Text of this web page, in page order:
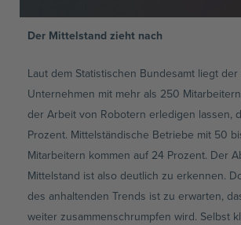
Der Mittelstand zieht nach
Laut dem Statistischen Bundesamt liegt
Unternehmen mit mehr als 250
der Arbeit von Robotern erledigen lassen,
Prozent. Mittelständische Betriebe mit 50
Mitarbeitern kommen auf 24 Prozent. Der
Mittelstand ist also deutlich zu erkennen.
des anhaltenden Trends ist zu erwarten,
weiter zusammenschrumpfen wird. Selbst